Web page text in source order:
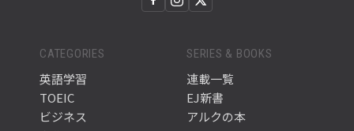
CATEGORIES
英語学習
TOEIC
ビジネス
SERIES & BOOKS
連載一覧
EJ新書
アルクの本